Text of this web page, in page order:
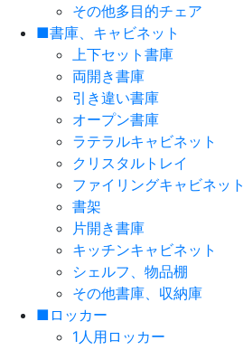
その他多目的チェア
■書庫、キャビネット
上下セット書庫
両開き書庫
引き違い書庫
オープン書庫
ラテラルキャビネット
クリスタルトレイ
ファイリングキャビネット
書架
片開き書庫
キッチンキャビネット
シェルフ、物品棚
その他書庫、収納庫
■ロッカー
1人用ロッカー